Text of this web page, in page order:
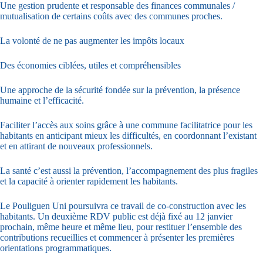
Une gestion prudente et responsable des finances communales /
mutualisation de certains coûts avec des communes proches.
La volonté de ne pas augmenter les impôts locaux
Des économies ciblées, utiles et compréhensibles
Une approche de la sécurité fondée sur la prévention, la présence
humaine et l’efficacité.
Faciliter l’accès aux soins grâce à une commune facilitatrice pour les
habitants en anticipant mieux les difficultés, en coordonnant l’existant
et en attirant de nouveaux professionnels.
La santé c’est aussi la prévention, l’accompagnement des plus fragiles
et la capacité à orienter rapidement les habitants.
Le Pouliguen Uni poursuivra ce travail de co-construction avec les
habitants. Un deuxième RDV public est déjà fixé au 12 janvier
prochain, même heure et même lieu, pour restituer l’ensemble des
contributions recueillies et commencer à présenter les premières
orientations programmatiques.